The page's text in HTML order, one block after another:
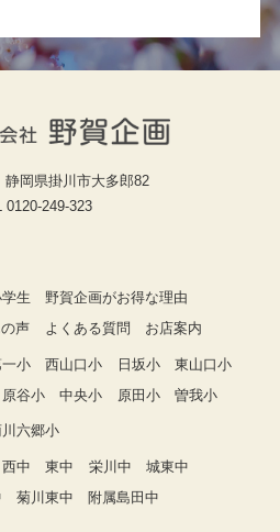
岡県掛川市大多郎82
0120-249-323
生
野賀企画がお得な理由
声 よくある質問 お店案内
小 西山口小 日坂小
東山口小
原谷小 中央小 原田小 曽我小
六郷小
西中 東中 栄川中
城東中
菊川東中
附属島田中